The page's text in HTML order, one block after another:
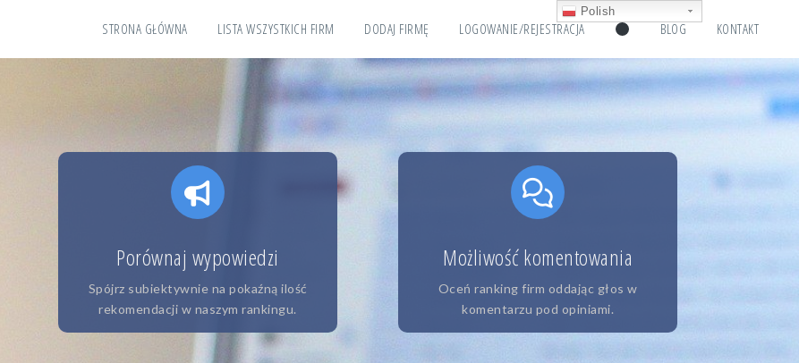
STRONA GŁÓWNA LISTA WSZYSTKICH FIRM DODAJ FIRMĘ LOGOWANIE/REJESTRACJA BLOG KONTAKT
Porównaj wypowiedzi
Spójrz subiektywnie na pokaźną ilość
rekomendacji w naszym rankingu.
Możliwość komentowania
Oceń ranking firm oddając głos w
komentarzu pod opiniami.
Polish